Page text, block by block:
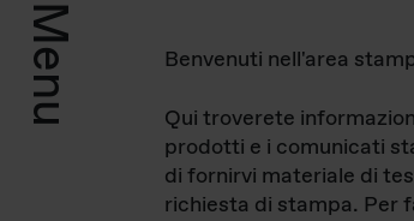
Menu Benvenuti nell'area
Qui troverete
prodotti e i comunicati
di fornirvi materiale di
richiesta di stampa. Per